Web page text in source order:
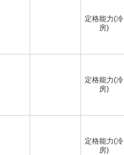
定格能力(冷
房)
定格能力(冷
房)
定格能力(冷
房)